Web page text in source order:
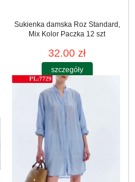
Sukienka damska Roz Standard,
Mix Kolor Paczka 12 szt
32.00 zł
szczegóły